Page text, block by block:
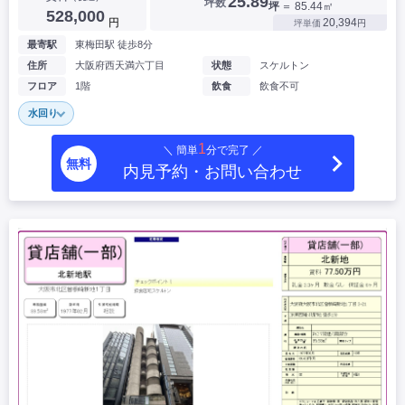
528,000 円
坪 ＝ 85.44㎡
坪単価 20,394円
最寄駅
東梅田駅 徒歩8分
住所
大阪府西天満六丁目
フロア
1階
状態
スケルトン
飲食
飲食不可
水回り
無料
＼ 簡単1分で完了 ／
内見予約・お問い合わせ